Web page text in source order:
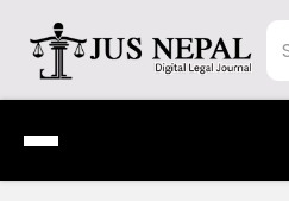
content
Jus Nepal |
Digital Legal Journal